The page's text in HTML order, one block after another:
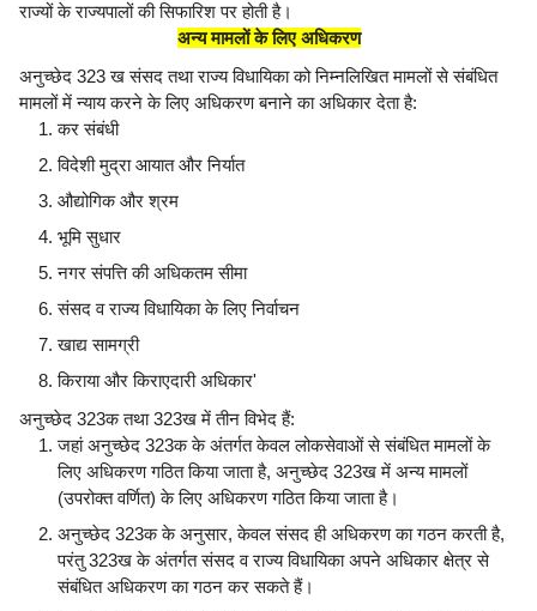
राज्यों के राज्यपालों की सिफारिश पर होती है।
अन्य मामलों के लिए अधिकरण
अनुच्छेद 323 ख संसद तथा राज्य विधायिका को निम्नलिखित मामलों से संबंधित
मामलों में न्याय करने के लिए अधिकरण बनाने का अधिकार देता है:
कर संबंधी
विदेशी मुद्रा आयात और निर्यात
औद्योगिक और श्रम
भूमि सुधार
नगर संपत्ति की अधिकतम सीमा
संसद व राज्य विधायिका के लिए निर्वाचन
खाद्य सामग्री
किराया और किराएदारी अधिकार'
अनुच्छेद 323क तथा 323ख में तीन विभेद हैं:
जहां अनुच्छेद 323क के अंतर्गत केवल लोकसेवाओं से संबंधित मामलों के
लिए अधिकरण गठित किया जाता है, अनुच्छेद 323ख में अन्य मामलों
(उपरोक्त वर्णित) के लिए अधिकरण गठित किया जाता है।
अनुच्छेद 323क के अनुसार, केवल संसद ही अधिकरण का गठन करती है,
परंतु 323ख के अंतर्गत संसद व राज्य विधायिका अपने अधिकार क्षेत्र से
संबंधित अधिकरण का गठन कर सकते हैं।